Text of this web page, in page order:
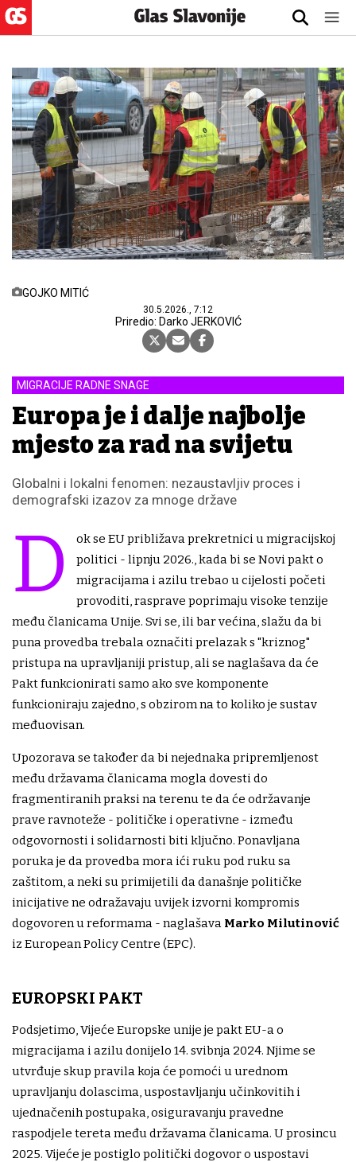
GOJKO MITIĆ
30.5.2026., 7:12
Priredio: Darko JERKOVIĆ
MIGRACIJE RADNE SNAGE
Europa je i dalje najbolje
mjesto za rad na svijetu
Globalni i lokalni fenomen: nezaustavljiv proces i
demografski izazov za mnoge države
D
ok se EU približava prekretnici u migracijskoj
politici - lipnju 2026., kada bi se Novi pakt o
migracijama i azilu trebao u cijelosti početi
provoditi, rasprave poprimaju visoke tenzije
među članicama Unije. Svi se, ili bar većina, slažu da bi
puna provedba trebala označiti prelazak s "kriznog"
pristupa na upravljaniji pristup, ali se naglašava da će
Pakt funkcionirati samo ako sve komponente
funkcioniraju zajedno, s obzirom na to koliko je sustav
međuovisan.
Upozorava se također da bi nejednaka pripremljenost
među državama članicama mogla dovesti do
fragmentiranih praksi na terenu te da će održavanje
prave ravnoteže - političke i operativne - između
odgovornosti i solidarnosti biti ključno. Ponavljana
poruka je da provedba mora ići ruku pod ruku sa
zaštitom, a neki su primijetili da današnje političke
inicijative ne odražavaju uvijek izvorni kompromis
dogovoren u reformama - naglašava Marko Milutinović
iz European Policy Centre (EPC).
EUROPSKI PAKT
Podsjetimo, Vijeće Europske unije je pakt EU-a o
migracijama i azilu donijelo 14. svibnja 2024. Njime se
utvrđuje skup pravila koja će pomoći u urednom
upravljanju dolascima, uspostavljanju učinkovitih i
ujednačenih postupaka, osiguravanju pravedne
raspodjele tereta među državama članicama. U prosincu
2025. Vijeće je postiglo politički dogovor o uspostavi